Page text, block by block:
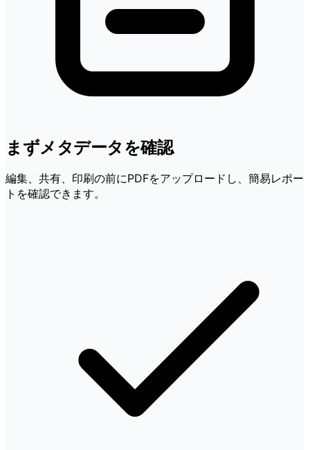
まずメタデータを確認
編集、共有、印刷の前にPDFをアップロードし、簡易レポー
トを確認できます。